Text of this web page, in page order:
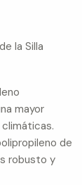
la Silla
mayor
de
robusto y